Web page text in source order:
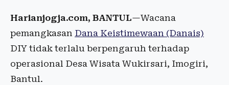
Harianjogja.com, BANTUL—Wacana
pemangkasan Dana Keistimewaan (Danais)
DIY tidak terlalu berpengaruh terhadap
operasional Desa Wisata Wukirsari, Imogiri,
Bantul.